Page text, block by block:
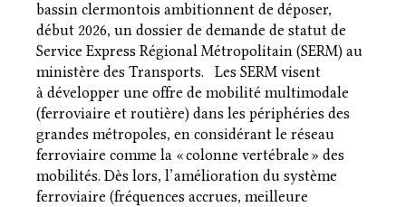
bassin clermontois ambitionnent de déposer,
début 2026, un dossier de demande de statut de
Service Express Régional Métropolitain (SERM) au
ministère des Transports. Les SERM visent
à développer une offre de mobilité multimodale
(ferroviaire et routière) dans les périphéries des
grandes métropoles, en considérant le réseau
ferroviaire comme la « colonne vertébrale » des
mobilités. Dès lors, l’amélioration du système
ferroviaire (fréquences accrues, meilleure